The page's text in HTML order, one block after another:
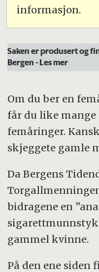
informasjon.
Saken er produsert og
Bergen- Les mer
Om du ber en
får du like
femåringer.
skjeggete gamle
Da Bergens
bidragene en
gammel kvinne.
På den ene siden